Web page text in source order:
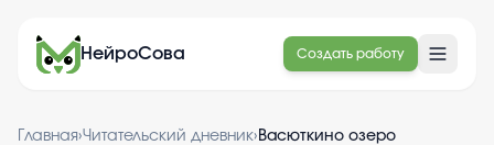
НейроСова Создать работу
Главная›Читательский дневник› Васюткино озеро